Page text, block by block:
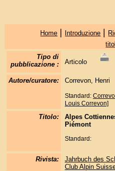
Home | Introduzione |
Tipo di
pubblicazione :
Articolo
Autore/curatore:
Correvon, Henri
Standard:
Louis Correvon]
Titolo:
Alpes
Piémont
Standard:
Rivista:
Jahrbuch des
Club Alpin